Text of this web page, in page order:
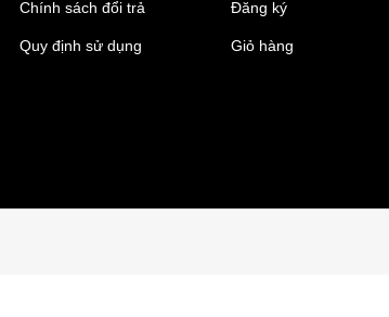
Chính sách đổi trả
Quy định sử dụng
Đăng ký
Giỏ hàng